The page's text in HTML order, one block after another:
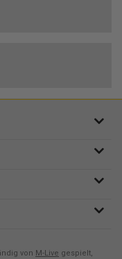
von M-Live gespielt,